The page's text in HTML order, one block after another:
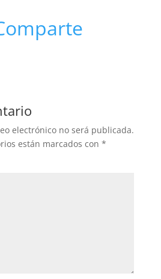
electrónico no será publicada.
están marcados con *